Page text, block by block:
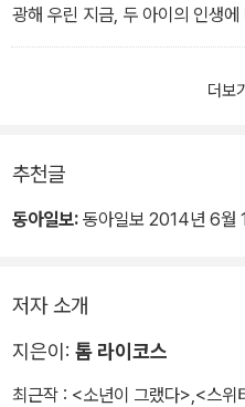
광해 우린 지금, 두 아이의 인생
더보기
추천글
동아일보: 동아일보 2014년 6월
저자 소개
지은이: 톰 라이코스
최근작 : <소년이 그랬다> <스위